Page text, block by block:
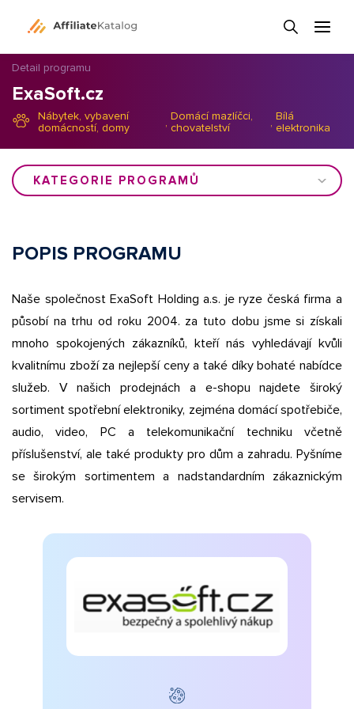
Detail programu
ExaSoft.cz
Nábytek, vybavení
domácností, domy
,Domácí mazlíčci,
chovatelství
, Bílá
elektronika
KATEGORIE PROGRAMŮ
POPIS PROGRAMU
Naše společnost ExaSoft Holding a.s. je ryze česká firma a
působí na trhu od roku 2004. za tuto dobu jsme si získali
mnoho spokojených zákazníků, kteří nás vyhledávají kvůli
kvalitnímu zboží za nejlepší ceny a také díky bohaté nabídce
služeb. V našich prodejnách a e-shopu najdete široký
sortiment spotřební elektroniky, zejména domácí spotřebiče,
audio, video, PC a telekomunikační techniku včetně
příslušenství, ale také produkty pro dům a zahradu. Pyšníme
se širokým sortimentem a nadstandardním zákaznickým
servisem.